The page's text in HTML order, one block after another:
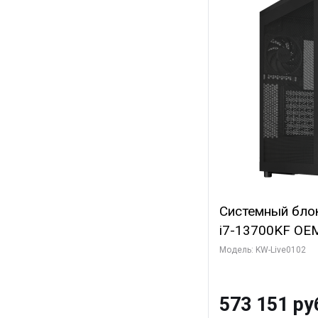
Системный
i7-13700KF
7, C16 8EC/
Turbo/ 960 ГБ
Модель: KW-Live0102
573 151